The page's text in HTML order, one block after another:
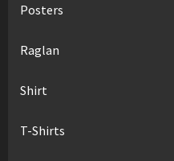
Posters
Raglan
Shirt
T-Shirts